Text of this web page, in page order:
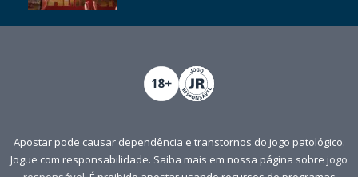
Apostar pode causar dependência e transtornos do jogo patológico.
Jogue com responsabilidade. Saiba mais em nossa página sobre jogo